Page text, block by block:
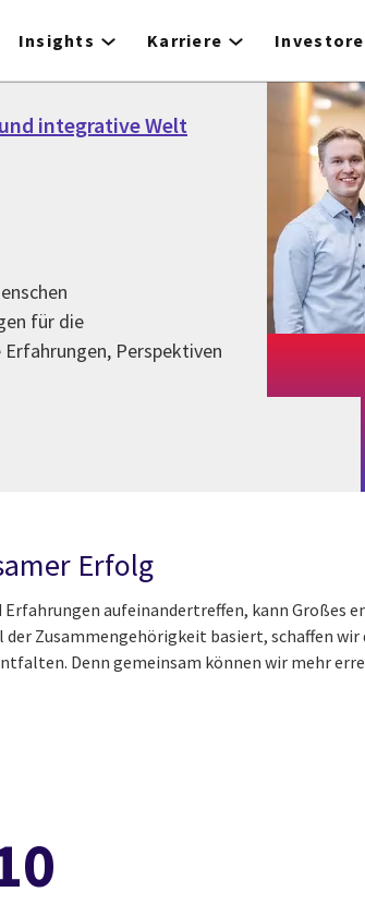
Insights Karriere
integrative Welt
für die
Perspektiven
Erfolg
aufeinandertreffen, kann Großes
Zusammengehörigkeit basiert, schaffen
Denn gemeinsam können wir mehr